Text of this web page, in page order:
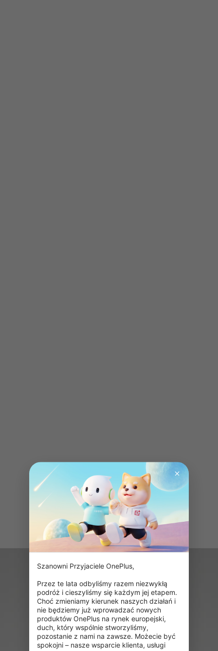
Szanowni Przyjaciele OnePlus,
Przez te lata odbyliśmy razem niezwykłą
podróż i cieszyliśmy się każdym jej etapem.
Choć zmieniamy kierunek naszych działań i
nie będziemy już wprowadzać nowych
produktów OnePlus na rynek europejski,
duch, który wspólnie stworzyliśmy,
pozostanie z nami na zawsze. Możecie być
spokojni – nasze wsparcie klienta, usługi